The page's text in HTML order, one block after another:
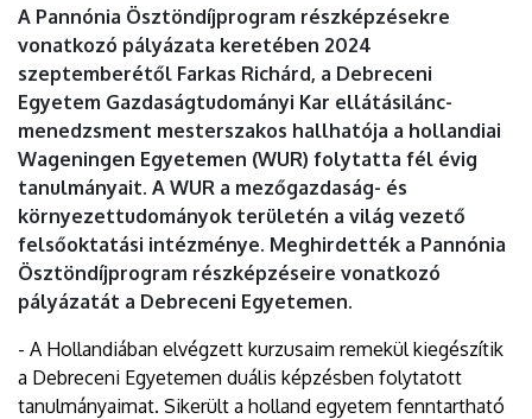
A Pannónia Ösztöndíjprogram részképzésekre
vonatkozó pályázata keretében 2024
szeptemberétől Farkas Richárd, a Debreceni
Egyetem Gazdaságtudományi Kar ellátásilánc-
menedzsment mesterszakos hallhatója a hollandiai
Wageningen Egyetemen (WUR) folytatta fél évig
tanulmányait. A WUR a mezőgazdaság- és
környezettudományok területén a világ vezető
felsőoktatási intézménye. Meghirdették a Pannónia
Ösztöndíjprogram részképzéseire vonatkozó
pályázatát a Debreceni Egyetemen.
- A Hollandiában elvégzett kurzusaim remekül kiegészítik
a Debreceni Egyetemen duális képzésben folytatott
tanulmányaimat. Sikerült a holland egyetem fenntartható